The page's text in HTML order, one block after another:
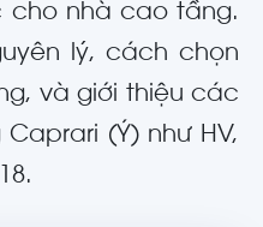
cho nhà cao tầng.
lý, cách chọn
và giới thiệu các
(Ý) như HV,